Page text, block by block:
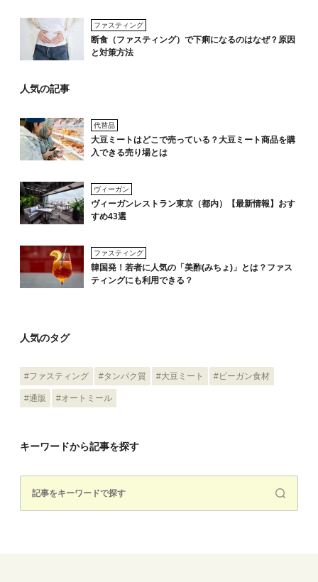
ファスティング
断食（ファスティング）で下痢になるのはなぜ？原因
と対策方法
人気の記事
代替品
大豆ミートはどこで売っている？大豆ミート商品を購
入できる売り場とは
ヴィーガン
ヴィーガンレストラン東京（都内）【最新情報】おす
すめ43選
ファスティング
韓国発！若者に人気の「美酢(みちょ)」とは？ファス
ティングにも利用できる？
人気のタグ
#ファスティング #タンパク質 #大豆ミート #ビーガン食材
#通販 #オートミール
キーワードから記事を探す